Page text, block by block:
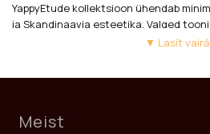
YappyEtude kollektsioon ühendab
ja Skandinaavia esteetika. Valged
puidudetailid ja puhtad vormid loovad
Kollektsiooni kuuluvad beebivoodid,
▼ Lasīt
Meist